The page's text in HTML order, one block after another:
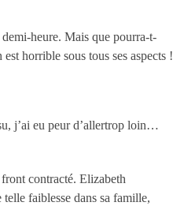
heure. Mais que pourra-t-
horrible sous tous ses aspects !
j’ai eu peur d’allertrop loin…
contracté. Elizabeth
faiblesse dans sa famille,